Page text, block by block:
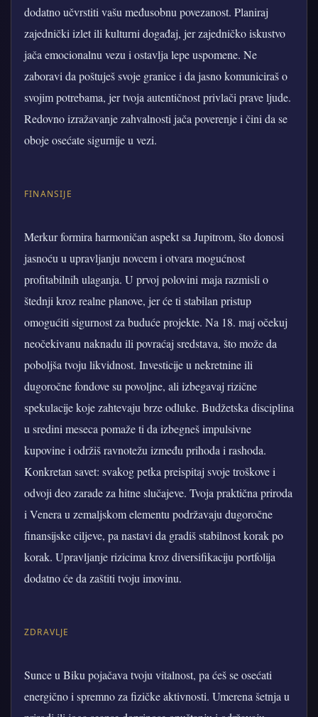
dodatno učvrstiti vašu međusobnu povezanost. Planiraj
zajednički izlet ili kulturni događaj, jer zajedničko iskustvo
jača emocionalnu vezu i ostavlja lepe uspomene. Ne
zaboravi da poštuješ svoje granice i da jasno komuniciraš o
svojim potrebama, jer tvoja autentičnost privlači prave ljude.
Redovno izražavanje zahvalnosti jača poverenje i čini da se
oboje osećate sigurnije u vezi.
FINANSIJE
Merkur formira harmoničan aspekt sa Jupitrom, što donosi
jasnoću u upravljanju novcem i otvara mogućnost
profitabilnih ulaganja. U prvoj polovini maja razmisli o
štednji kroz realne planove, jer će ti stabilan pristup
omogućiti sigurnost za buduće projekte. Na 18. maj očekuj
neočekivanu naknadu ili povraćaj sredstava, što može da
poboljša tvoju likvidnost. Investicije u nekretnine ili
dugoročne fondove su povoljne, ali izbegavaj rizične
spekulacije koje zahtevaju brze odluke. Budžetska disciplina
u sredini meseca pomaže ti da izbegneš impulsivne
kupovine i održiš ravnotežu između prihoda i rashoda.
Konkretan savet: svakog petka preispitaj svoje troškove i
odvoji deo zarade za hitne slučajeve. Tvoja praktična priroda
i Venera u zemaljskom elementu podržavaju dugoročne
finansijske ciljeve, pa nastavi da gradiš stabilnost korak po
korak. Upravljanje rizicima kroz diversifikaciju portfolija
dodatno će da zaštiti tvoju imovinu.
ZDRAVLJE
Sunce u Biku pojačava tvoju vitalnost, pa ćeš se osećati
energično i spremno za fizičke aktivnosti. Umerena šetnja u